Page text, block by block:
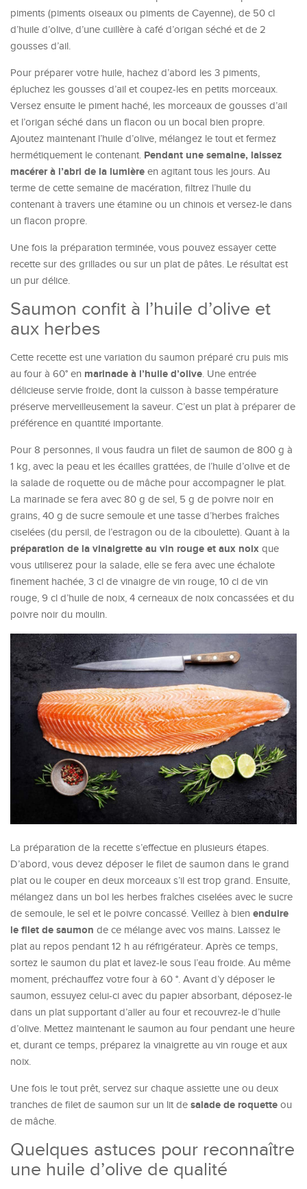
piments (piments oiseaux ou piments de Cayenne), de 50 cl
d’huile d’olive, d’une cuillère à café d’origan séché et de 2
gousses d’ail.
Pour préparer votre huile, hachez d’abord les 3 piments,
épluchez les gousses d’ail et coupez-les en petits morceaux.
Versez ensuite le piment haché, les morceaux de gousses d’ail
et l’origan séché dans un flacon ou un bocal bien propre.
Ajoutez maintenant l’huile d’olive, mélangez le tout et fermez
hermétiquement le contenant. Pendant une semaine, laissez
macérer à l’abri de la lumière en agitant tous les jours. Au
terme de cette semaine de macération, filtrez l’huile du
contenant à travers une étamine ou un chinois et versez-le dans
un flacon propre.
Une fois la préparation terminée, vous pouvez essayer cette
recette sur des grillades ou sur un plat de pâtes. Le résultat est
un pur délice.
Saumon confit à l’huile d’olive et
aux herbes
Cette recette est une variation du saumon préparé cru puis mis
au four à 60° en marinade à l’huile d’olive. Une entrée
délicieuse servie froide, dont la cuisson à basse température
préserve merveilleusement la saveur. C’est un plat à préparer de
préférence en quantité importante.
Pour 8 personnes, il vous faudra un filet de saumon de 800 g à
1 kg, avec la peau et les écailles grattées, de l’huile d’olive et de
la salade de roquette ou de mâche pour accompagner le plat.
La marinade se fera avec 80 g de sel, 5 g de poivre noir en
grains, 40 g de sucre semoule et une tasse d’herbes fraîches
ciselées (du persil, de l’estragon ou de la ciboulette). Quant à la
préparation de la vinaigrette au vin rouge et aux noix que
vous utiliserez pour la salade, elle se fera avec une échalote
finement hachée, 3 cl de vinaigre de vin rouge, 10 cl de vin
rouge, 9 cl d’huile de noix, 4 cerneaux de noix concassées et du
poivre noir du moulin.
La préparation de la recette s’effectue en plusieurs étapes.
D’abord, vous devez déposer le filet de saumon dans le grand
plat ou le couper en deux morceaux s’il est trop grand. Ensuite,
mélangez dans un bol les herbes fraîches ciselées avec le sucre
de semoule, le sel et le poivre concassé. Veillez à bien enduire
le filet de saumon de ce mélange avec vos mains. Laissez le
plat au repos pendant 12 h au réfrigérateur. Après ce temps,
sortez le saumon du plat et lavez-le sous l’eau froide. Au même
moment, préchauffez votre four à 60 °. Avant d’y déposer le
saumon, essuyez celui-ci avec du papier absorbant, déposez-le
dans un plat supportant d’aller au four et recouvrez-le d’huile
d’olive. Mettez maintenant le saumon au four pendant une heure
et, durant ce temps, préparez la vinaigrette au vin rouge et aux
noix.
Une fois le tout prêt, servez sur chaque assiette une ou deux
tranches de filet de saumon sur un lit de salade de roquette ou
de mâche.
Quelques astuces pour reconnaître
une huile d’olive de qualité